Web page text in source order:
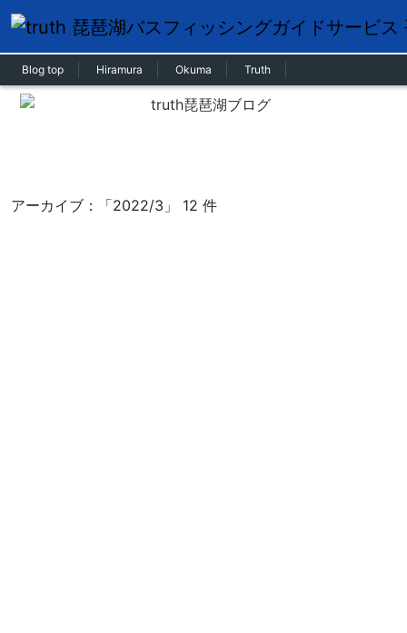
Blog top Hiramura Okuma Truth
アーカイブ：「2022/3」 12 件